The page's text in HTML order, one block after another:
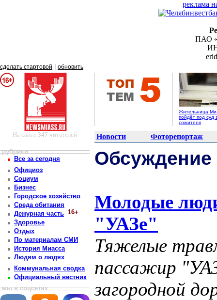
реклама
ПАО
сделать стартовой обновить
Жительница
пойдёт под суд
сожителя
На сайте 347 читателей Новости Фоторепортаж
рубрики
Все за сегодня
Официоз
Социум
Бизнес
Городское хозяйство
Среда обитания
Дежурная часть 16+
Здоровье
Отдых
По материалам СМИ
История Миасса
Людям о людях
Коммунальная сводка
Официальный вестник
мы в соцсетях
Молодые
"УАЗе"
Тяжелые
пассажир
загородной